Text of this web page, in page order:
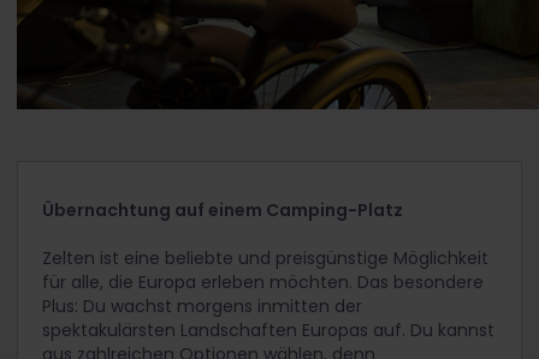
Übernachtung auf einem Camping-Platz
Zelten ist eine beliebte und preisgünstige Möglichkeit
für alle, die Europa erleben möchten. Das besondere
Plus: Du wachst morgens inmitten der
spektakulärsten Landschaften Europas auf. Du kannst
aus zahlreichen Optionen wählen, denn